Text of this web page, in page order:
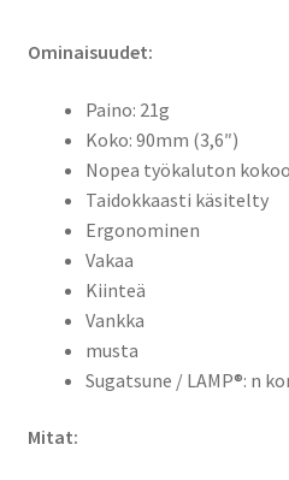
Ominaisuudet:
Paino: 21g
Koko: 90mm (3,6″)
Nopea työkaluton
Taidokkaasti käsitelty
Ergonominen
Vakaa
Kiinteä
Vankka
musta
Sugatsune / LAMP®: n
Mitat: